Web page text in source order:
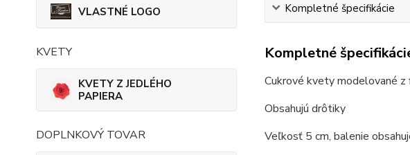
VLASTNÉ LOGO
KVETY
KVETY Z JEDLÉHO
PAPIERA
DOPLNKOVÝ TOVAR
Kompletné špecifikácie
Kompletné
Cukrové kvety modelované z
Obsahujú drôtiky
Veľkosť 5 cm, balenie